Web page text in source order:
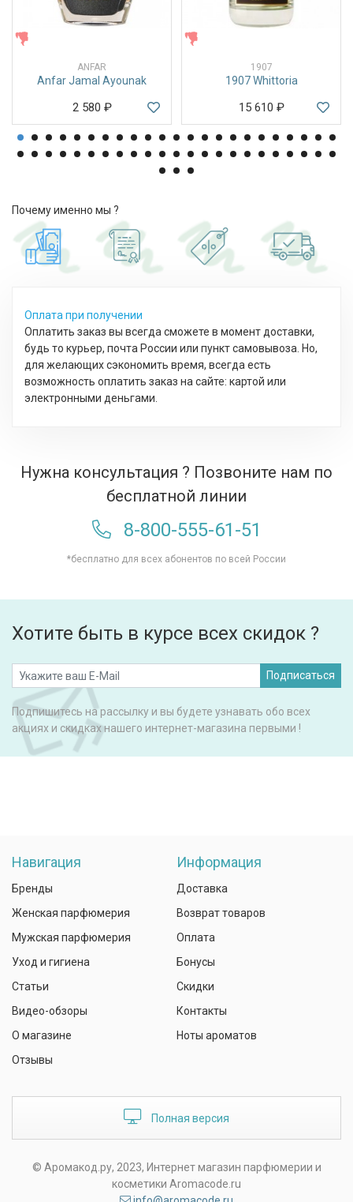
ANFAR
Anfar Jamal Ayounak
2 580 ₽
1907
1907 Whittoria
15 610 ₽
Почему именно мы ?
Оплата при получении
Оплатить заказ вы всегда сможете в момент доставки,
будь то курьер, почта России или пункт самовывоза. Но,
для желающих сэкономить время, всегда есть
возможность оплатить заказ на сайте: картой или
электронными деньгами.
Нужна консультация ? Позвоните нам по
бесплатной линии
8-800-555-61-51
*бесплатно для всех абонентов по всей России
Хотите быть в курсе всех скидок ?
Подписаться
Подпишитесь на рассылку и вы будете узнавать обо всех
акциях и скидках нашего интернет-магазина первыми !
Навигация
Бренды
Женская парфюмерия
Мужская парфюмерия
Уход и гигиена
Статьи
Видео-обзоры
О магазине
Отзывы
Информация
Доставка
Возврат товаров
Оплата
Бонусы
Скидки
Контакты
Ноты ароматов
Полная версия
© Аромакод.ру, 2023, Интернет магазин парфюмерии и
косметики Aromacode.ru